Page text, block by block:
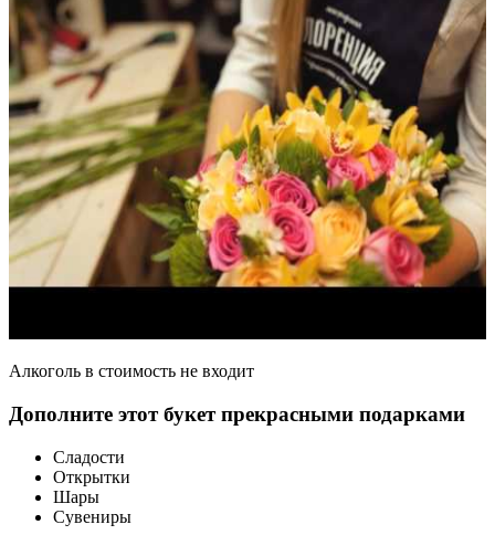
Алкоголь в стоимость не входит
Дополните этот букет прекрасными подарками
Сладости
Открытки
Шары
Сувениры